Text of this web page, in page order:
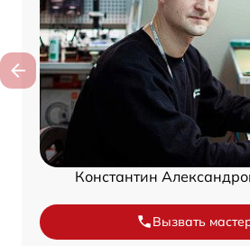
Константин
Вызвать